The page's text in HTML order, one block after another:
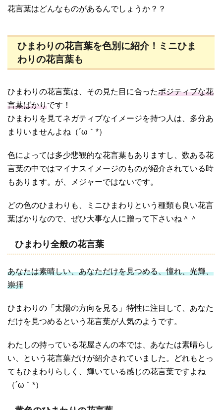
花言葉はどんなものがあるんでしょうか？？
ひまわりの花言葉を色別に紹介！ミニひま
わりの花言葉も
ひまわりの花言葉は、その見た目に合ったポジティブな花
言葉ばかりです！
ひまわりを見てネガティブなイメージを持つ人は、多分あ
まりいませんよね（´ω｀*）
色によっては多少悲観的な花言葉もありますし、数ある花
言葉の中ではマイナスイメージのものが紹介されている時
もあります。が、メジャーではないです。
どの色のひまわりも、ミニひまわりという種類も良い花言
葉ばかりなので、ぜひ大事な人に贈って下さいね＾＾
ひまわり全般の花言葉
あなたは素晴しい、あなただけを見つめる、憧れ、光輝、
崇拝
ひまわりの「太陽の方向を見る」特性に注目して、あなた
だけを見つめるという花言葉が人気のようです。
わたしの持っている花屋さんの本では、あなたは素晴らし
い、という花言葉だけが紹介されていました。どれもとっ
てもひまわりらしく、輝いている感じの花言葉ですよね
（´ω｀*）